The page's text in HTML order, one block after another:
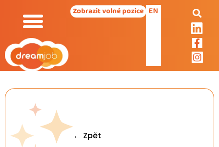
Zobrazit volné pozice EN
← Zpět